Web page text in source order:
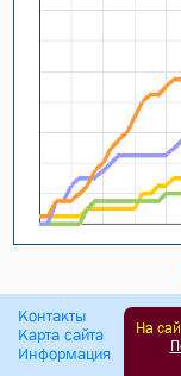
Контакты
Карта сайта
Информация
На